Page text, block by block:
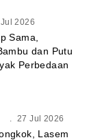
2026
Sama,
dan Putu
Perbedaan
. 27 Jul 2026
Lasem